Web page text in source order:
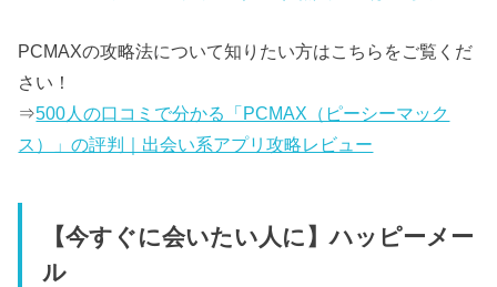
PCMAXの攻略法について知りたい方はこちらをご覧くだ
さい！
⇒500人の口コミで分かる「PCMAX（ピーシーマック
ス）」の評判｜出会い系アプリ攻略レビュー
【今すぐに会いたい人に】ハッピーメー
ル